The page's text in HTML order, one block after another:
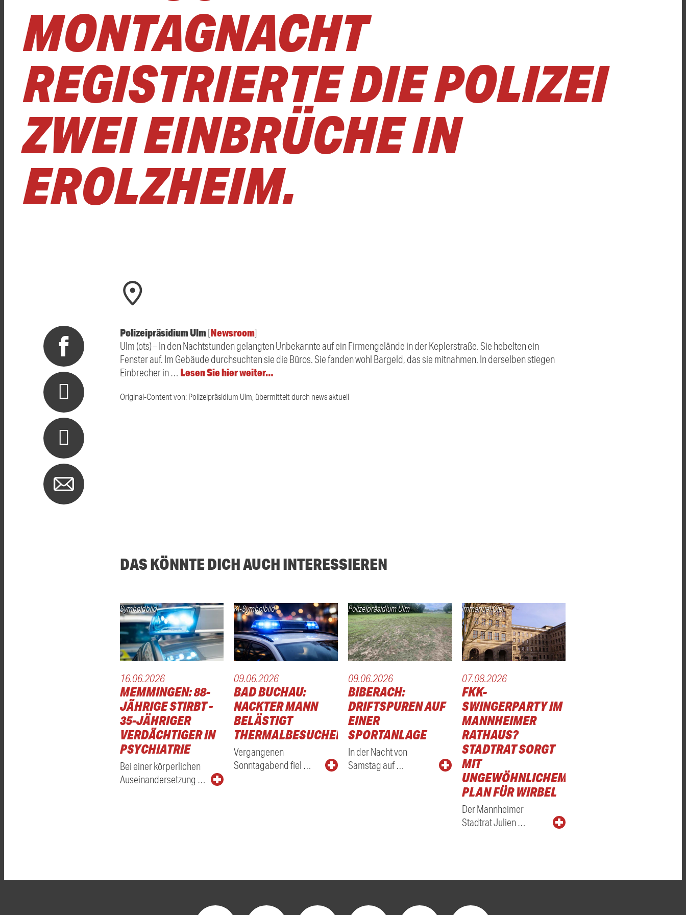
MONTAGNACHT
REGISTRIERTE DIE POLIZEI
ZWEI EINBRÜCHE IN
EROLZHEIM.
Polizeipräsidium Ulm[Newsroom]
Ulm (ots) – In den Nachtstunden gelangten Unbekannte auf ein Firmengelände in der Keplerstraße. Sie hebelten ein
Fenster auf. Im Gebäude durchsuchten sie die Büros. Sie fanden wohl Bargeld, das sie mitnahmen. In derselben stiegen
Einbrecher in … Lesen Sie hier weiter…
Original-Content von: Polizeipräsidium Ulm, übermittelt durch news aktuell
DAS KÖNNTE DICH AUCH INTERESSIEREN
Symboldbild
16.06.2026
MEMMINGEN: 88-
JÄHRIGE STIRBT -
35-JÄHRIGER
VERDÄCHTIGER IN
PSYCHIATRIE
Bei einer körperlichen
Auseinandersetzung …
KI-Symbolbild
09.06.2026
BAD BUCHAU:
NACKTER MANN
BELÄSTIGT
THERMALBESUCHER
Vergangenen
Sonntagabend fiel …
Polizeipräsidium Ulm
09.06.2026
BIBERACH:
DRIFTSPUREN AUF
EINER
SPORTANLAGE
In der Nacht von
Samstag auf …
Immanuel Giel
07.08.2026
FKK-
SWINGERPARTY IM
MANNHEIMER
RATHAUS?
STADTRAT SORGT
MIT
UNGEWÖHNLICHEM
PLAN FÜR WIRBEL
Der Mannheimer
Stadtrat Julien …